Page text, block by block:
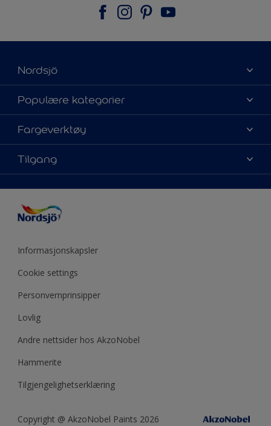
Nordsjö
Om Nordsjö
Kontakt oss
Finn en butikk
Presse
Akzonobel
Populære kategorier
Finn farge
Velg produkt
Fargeinspirasjon
Miljø og bærekraft
Fargeverktøy
Fargekart
Nordsjö Visualizer fargeapp
ColourTester
Eventyrlig Oppussing
Mine sider
Tilgang
Tilgjengelighet
Forhandlere
Informasjonskapsler
Cookie settings
Personvernprinsipper
Lovlig
Andre nettsider hos AkzoNobel
Hammerite
Tilgjengelighetserklæring
Copyright @ AkzoNobel Paints 2026